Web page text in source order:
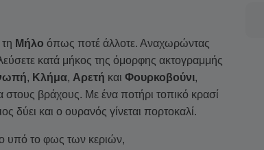
Μήλο όπως ποτέ άλλοτε. Αναχωρώντας
κατά μήκος της όμορφης ακτογραμμής
, Κλήμα, Αρετή και Φουρκοβούνι,
στους βράχους. Με ένα ποτήρι τοπικό κρασί
δύει και ο ουρανός γίνεται πορτοκαλί.
υπό το φως των κεριών,